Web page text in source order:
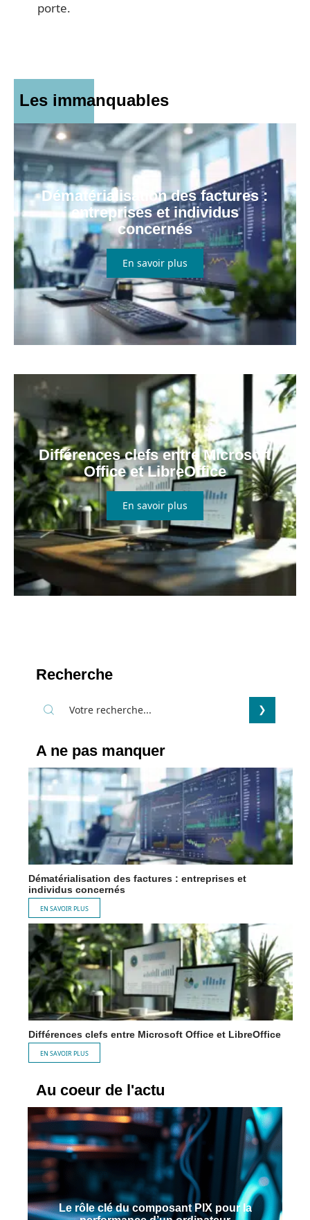
porte.
Les immanquables
Dématérialisation des factures :
entreprises et individus
concernés
En savoir plus
Différences clefs entre Microsoft
Office et LibreOffice
En savoir plus
Recherche
A ne pas manquer
Dématérialisation des factures : entreprises et
individus concernés
EN SAVOIR PLUS
Différences clefs entre Microsoft Office et LibreOffice
EN SAVOIR PLUS
Au coeur de l'actu
Le rôle clé du composant PIX pour la